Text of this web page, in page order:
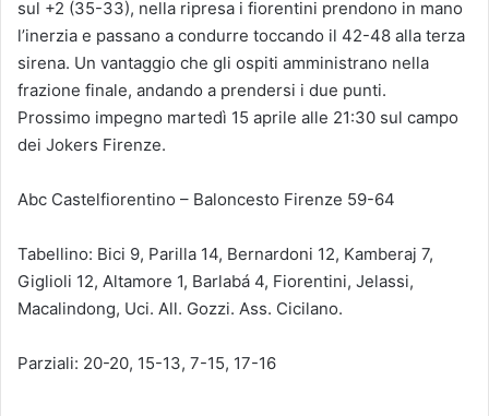
sul +2 (35-33), nella ripresa i fiorentini prendono in mano
l’inerzia e passano a condurre toccando il 42-48 alla terza
sirena. Un vantaggio che gli ospiti amministrano nella
frazione finale, andando a prendersi i due punti.
Prossimo impegno martedì 15 aprile alle 21:30 sul campo
dei Jokers Firenze.
Abc Castelfiorentino – Baloncesto Firenze 59-64
Tabellino: Bici 9, Parilla 14, Bernardoni 12, Kamberaj 7,
Giglioli 12, Altamore 1, Barlabá 4, Fiorentini, Jelassi,
Macalindong, Uci. All. Gozzi. Ass. Cicilano.
Parziali: 20-20, 15-13, 7-15, 17-16